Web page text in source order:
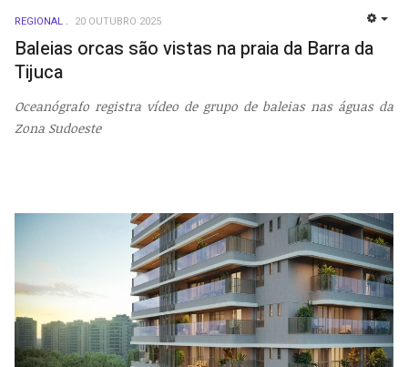
REGIONAL 20 OUTUBRO 2025
Baleias orcas são vistas na praia da Barra da
Tijuca
Oceanógrafo registra vídeo de grupo de baleias nas águas da
Zona Sudoeste